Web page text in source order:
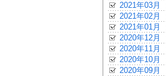
2021年03月
2021年02月
2021年01月
2020年12月
2020年11月
2020年10月
2020年09月